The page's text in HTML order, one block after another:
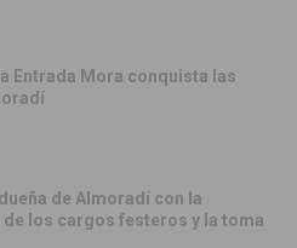
Entrada Mora conquista las
de Almoradí con la
los cargos festeros y la toma